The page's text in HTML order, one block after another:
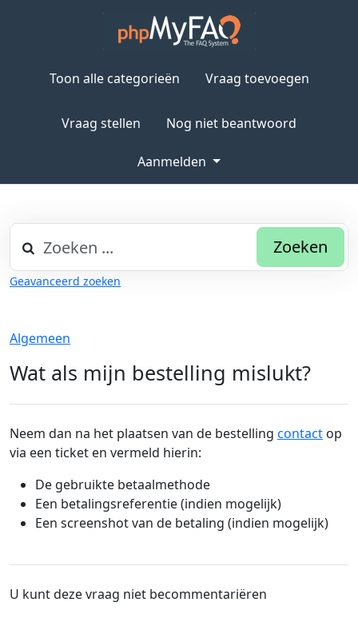
Toon alle categorieën Vraag toevoegen
Vraag stellen Nog niet beantwoord
Aanmelden
Zoeken
Geavanceerd zoeken
Algemeen
Wat als mijn bestelling mislukt?
Neem dan na het plaatsen van de bestelling contact op
via een ticket en vermeld hierin:
De gebruikte betaalmethode
Een betalingsreferentie (indien mogelijk)
Een screenshot van de betaling (indien mogelijk)
U kunt deze vraag niet becommentariëren